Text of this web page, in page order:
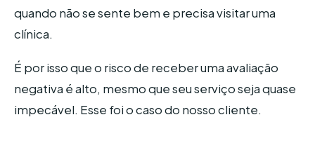
quando não se sente bem e precisa visitar uma
clínica.
É por isso que o risco de receber uma avaliação
negativa é alto, mesmo que seu serviço seja quase
impecável. Esse foi o caso do nosso cliente.